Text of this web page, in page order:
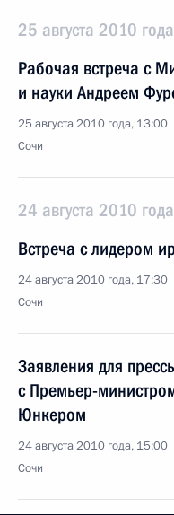
25 августа 2010
Рабочая встреча с
и науки Андреем
25 августа 2010 года, 13:00
Сочи
24 августа 2010
Встреча с лидером
24 августа 2010 года, 17:30
Сочи
Заявления для
с Премьер-
Юнкером
24 августа 2010 года, 15:00
Сочи